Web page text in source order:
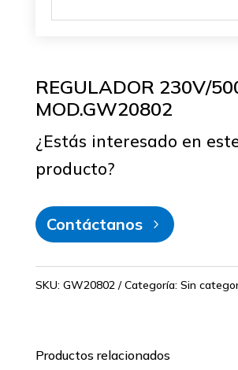
REGULADOR 230V/
MOD.GW20802
¿Estás interesado en
producto?
Contáctanos
SKU: GW20802 Categoría: Sin
Productos relacionados